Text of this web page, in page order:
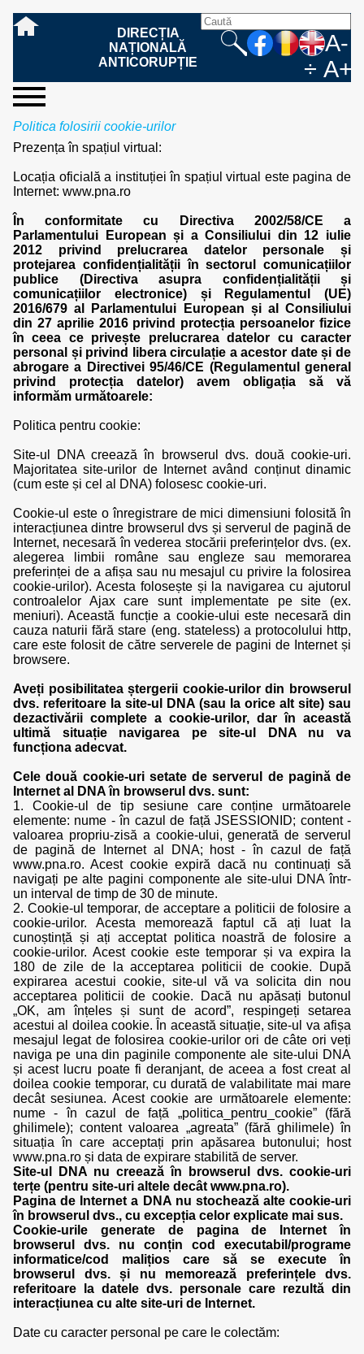
DIRECȚIA
NAȚIONALĂ
ANTICORUPȚIE
A-
÷ A+
sesizați-
ne
Ce
înseamnă
fapta de
corupție
Cum
sesizați
o faptă
de
corupție?
Cum
este
protejat
cel care
denunță?
Ce
trebuie
să
conțină o
sesizare?
Fazele
procesului
penal
Ce
urmează
după ce
sesizez
o faptă
de
corupție?
Care sunt
drepturile și
obligațiile
persoanelor
în procesul
penal?
Cum
sprijiniți
DNA
oferind
date
despre
posibile
fapte de
corupție?
despre
noi
Cine
lucrează
la DNA?
Cu ce
se
ocupă
DNA?
Sursele
de
informații
ale DNA
Structura
Conducerea
Structuri
teritoriale
Cadrul
legal
Resurse
financiare
și achiziții
publice
Resurse
umane
Integritate
instituțională
rezultatele
noastre
Rapoarte
de
activitate
Hotărâri
penale
definitive
în cauze
de
corupție
mass
media
Biroul de
informare
și relații
publice -
Contacte
Comunicate
de presă
Model de
acreditare
Drept
la
replică
Evenimente
informare
publică
Persoana
responsabilă
cu
informarea
publică
Model
solicitare
informații
în baza
Legii
544/2001
Raportul
anual
privind
aplicarea
Legii
544/2001
Legea
544/2001
și norme
de
aplicare
Protecția
datelor
cu
caracter
personal
Modalități
de
contestare
răspunsului
oferit în
baza Legii
544/2001
cooperare
internațională
Programe
Evenimente
internaționale
Cadrul legal
internațional
Politica folosirii cookie-urilor
Prezența în spațiul virtual:
Locația oficială a instituției în spațiul virtual este pagina de
Internet: www.pna.ro
În conformitate cu Directiva 2002/58/CE a
Parlamentului European și a Consiliului din 12 iulie
2012 privind prelucrarea datelor personale și
protejarea confidențialității în sectorul comunicațiilor
publice (Directiva asupra confidențialității și
comunicațiilor electronice) și Regulamentul (UE)
2016/679 al Parlamentului European și al Consiliului
din 27 aprilie 2016 privind protecția persoanelor fizice
în ceea ce privește prelucrarea datelor cu caracter
personal și privind libera circulație a acestor date și de
abrogare a Directivei 95/46/CE (Regulamentul general
privind protecția datelor) avem obligația să vă
informăm următoarele:
Politica pentru cookie:
Site-ul DNA creează în browserul dvs. două cookie-uri.
Majoritatea site-urilor de Internet având conținut dinamic
(cum este și cel al DNA) folosesc cookie-uri.
Cookie-ul este o înregistrare de mici dimensiuni folosită în
interacțiunea dintre browserul dvs și serverul de pagină de
Internet, necesară în vederea stocării preferințelor dvs. (ex.
alegerea limbii române sau engleze sau memorarea
preferinței de a afișa sau nu mesajul cu privire la folosirea
cookie-urilor). Acesta folosește și la navigarea cu ajutorul
controalelor Ajax care sunt implementate pe site (ex.
meniuri). Această funcție a cookie-ului este necesară din
cauza naturii fără stare (eng. stateless) a protocolului http,
care este folosit de către serverele de pagini de Internet și
browsere.
Aveți posibilitatea ștergerii cookie-urilor din browserul
dvs. referitoare la site-ul DNA (sau la orice alt site) sau
dezactivării complete a cookie-urilor, dar în această
ultimă situație navigarea pe site-ul DNA nu va
funcționa adecvat.
Cele două cookie-uri setate de serverul de pagină de
Internet al DNA în browserul dvs. sunt:
1. Cookie-ul de tip sesiune care conține următoarele
elemente: nume - în cazul de față JSESSIONID; content -
valoarea propriu-zisă a cookie-ului, generată de serverul
de pagină de Internet al DNA; host - în cazul de față
www.pna.ro. Acest cookie expiră dacă nu continuați să
navigați pe alte pagini componente ale site-ului DNA într-
un interval de timp de 30 de minute.
2. Cookie-ul temporar, de acceptare a politicii de folosire a
cookie-urilor. Acesta memorează faptul că ați luat la
cunoștință și ați acceptat politica noastră de folosire a
cookie-urilor. Acest cookie este temporar și va expira la
180 de zile de la acceptarea politicii de cookie. După
expirarea acestui cookie, site-ul vă va solicita din nou
acceptarea politicii de cookie. Dacă nu apăsați butonul
„OK, am înțeles și sunt de acord”, respingeți setarea
acestui al doilea cookie. În această situație, site-ul va afișa
mesajul legat de folosirea cookie-urilor ori de câte ori veți
naviga pe una din paginile componente ale site-ului DNA
și acest lucru poate fi deranjant, de aceea a fost creat al
doilea cookie temporar, cu durată de valabilitate mai mare
decât sesiunea. Acest cookie are următoarele elemente:
nume - în cazul de față „politica_pentru_cookie” (fără
ghilimele); content valoarea „agreata” (fără ghilimele) în
situația în care acceptați prin apăsarea butonului; host
www.pna.ro și data de expirare stabilită de server.
Site-ul DNA nu creează în browserul dvs. cookie-uri
terțe (pentru site-uri altele decât www.pna.ro).
Pagina de Internet a DNA nu stochează alte cookie-uri
în browserul dvs., cu excepția celor explicate mai sus.
Cookie-urile generate de pagina de Internet în
browserul dvs. nu conțin cod executabil/programe
informatice/cod malițios care să se execute în
browserul dvs. și nu memorează preferințele dvs.
referitoare la datele dvs. personale care rezultă din
interacțiunea cu alte site-uri de Internet.
Date cu caracter personal pe care le colectăm: